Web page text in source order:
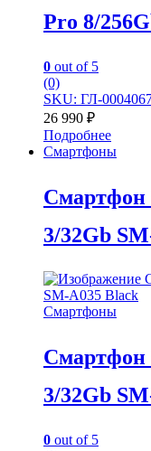
Pro 8/
0 out of 5
(0)
SKU: ГЛ-
26 990 ₽
Подробнее
Смартфоны
Смартфон
3/32Gb
Смартфоны
Смартфон
3/32Gb
0 out of 5